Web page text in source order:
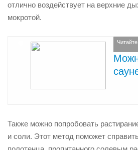
отлично воздействует на верхние
мокротой.
Также можно попробовать
и соли. Этот метод поможет